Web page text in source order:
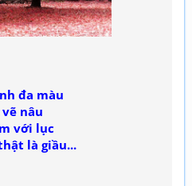
đa màu
nâu
với lục
là giầu...